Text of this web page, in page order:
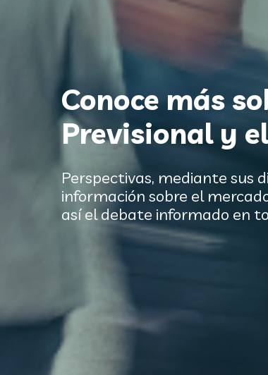
Conoce más
Previsional y
Perspectivas, mediante sus
información sobre el
así el debate informado en